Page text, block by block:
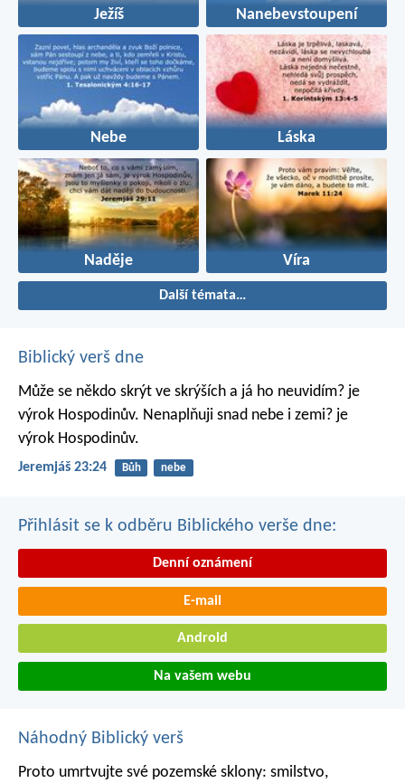
Ježíš Nanebevstoupení
Nebe Láska
Naděje Víra
Další témata…
Biblický verš dne
Může se někdo skrýt ve skrýších a já ho neuvidím? je
výrok Hospodinův. Nenaplňuji snad nebe i zemi? je
výrok Hospodinův.
Jeremjáš 23:24 Bůh nebe
Přihlásit se k odběru Biblického verše dne:
Denní oznámení
E-mail
Android
Na vašem webu
Náhodný Biblický verš
Proto umrtvujte své pozemské sklony: smilstvo,